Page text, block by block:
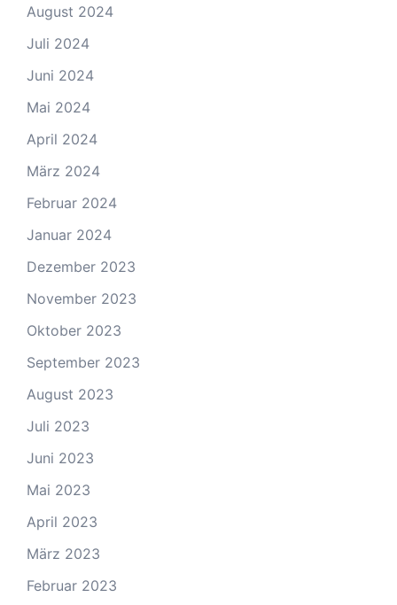
August 2024
Juli 2024
Juni 2024
Mai 2024
April 2024
März 2024
Februar 2024
Januar 2024
Dezember 2023
November 2023
Oktober 2023
September 2023
August 2023
Juli 2023
Juni 2023
Mai 2023
April 2023
März 2023
Februar 2023